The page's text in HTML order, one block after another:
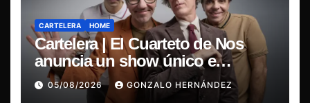
CARTELERA HOME
Cartelera | El Cuarteto de Nos
anuncia un show único e
irrepetible en el Movistar Arena
05/08/2026 GONZALO HERNÁNDEZ